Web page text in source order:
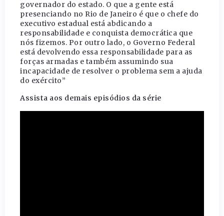
governador do estado. O que a gente está
presenciando no Rio de Janeiro é que o chefe do
executivo estadual está abdicando a
responsabilidade e conquista democrática que
nós fizemos. Por outro lado, o Governo Federal
está devolvendo essa responsabilidade para as
forças armadas e também assumindo sua
incapacidade de resolver o problema sem a ajuda
do exército”
Assista aos demais episódios da série